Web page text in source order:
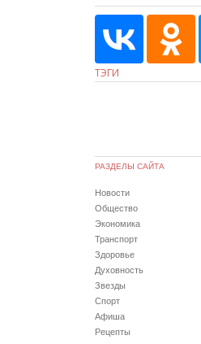
ТЭГИ
РАЗДЕЛЫ САЙТА
Новости
Общество
Экономика
Транспорт
Здоровье
Духовность
Звезды
Спорт
Афиша
Рецепты